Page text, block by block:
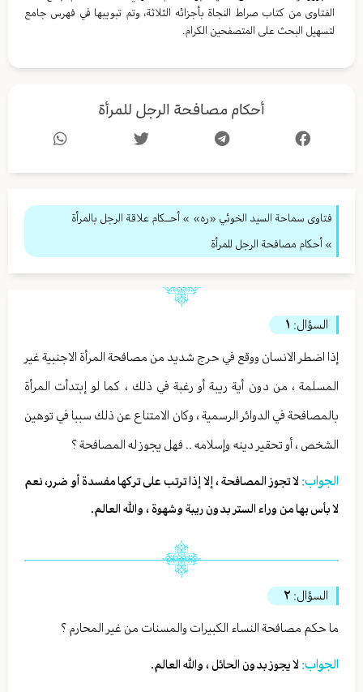
الفتاوى من كتاب صراط النجاة بأجزائه الثلاثة، وتم تبويبها في فهرس جامع
لتسهيل البحث على المتصفحين الكرام.
أحكام مصافحة الرجل للمرأة
فتاوى سماحة السيد الخوئي «ره» » أحــكام علاقة الرجل بالمرأة
» أحكام مصافحة الرجل للمرأة
السؤال: ١
إذا اضطر الانسان ووقع في حرج شديد من مصافحة المرأة الاجنبية غير
المسلمة ، من دون أية ريبة أو رغبة في ذلك ، كما لو إبتدأت المرأة
بالمصافحة في الدوائر الرسمية ، وكان الامتناع عن ذلك سببا في توهين
الشخص ، أو تحقير دينه وإسلامه .. فهل يجوز له المصافحة ؟
الجواب: لا تجوز المصافحة ، إلا إذا ترتب على تركها مفسدة أو ضرر، نعم
لا بأس بها من وراء الستر بدون ريبة وشهوة ، والله العالم.
السؤال: ٢
ما حكم مصافحة النساء الكبيرات والمسنات من غير المحارم ؟
الجواب: لا يجوز بدون الحائل ، والله العالم.